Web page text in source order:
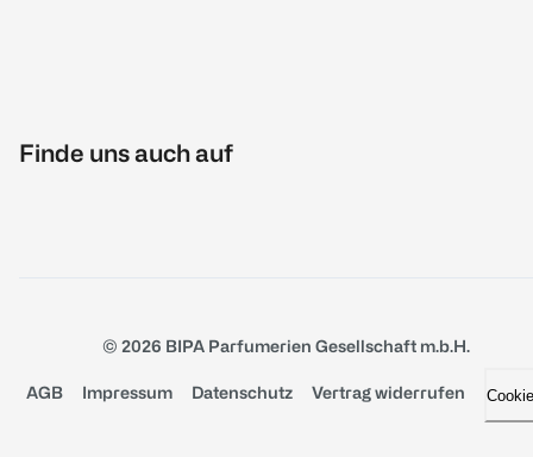
Finde uns auch auf
© 2026 BIPA Parfumerien Gesellschaft m.b.H.
AGB Impressum Datenschutz Vertrag widerrufen